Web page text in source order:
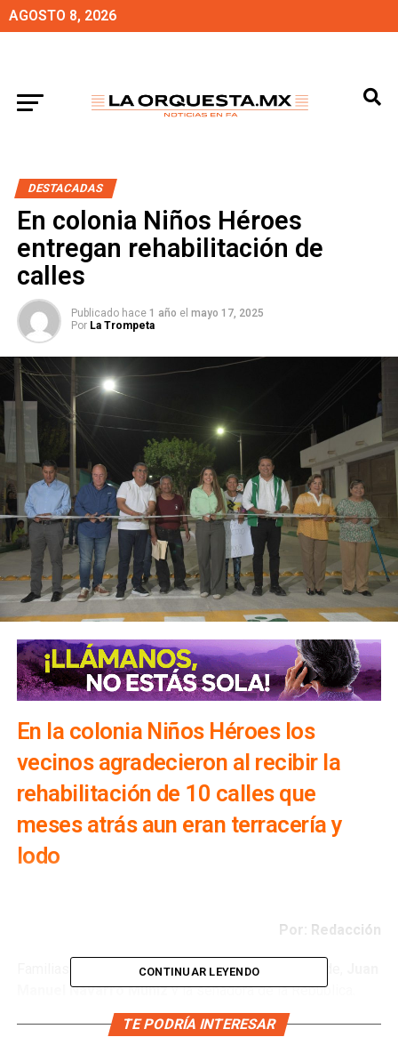
AGOSTO 8, 2026
DESTACADAS
En colonia Niños Héroes
entregan rehabilitación de
calles
Publicado hace 1 año el mayo 17, 2025
Por La Trompeta
En la colonia Niños Héroes los
vecinos agradecieron al recibir la
rehabilitación de 10 calles que
meses atrás aun eran terracería y
lodo
Por: Redacción
Familias de Soledad recibieron por parte del alcalde,
Manuel Navarro Muñizy la senadora de la República,
Ruth González Silva,los trabajos de pavimentación con
concreto hidráulico y un novedoso sistema de iluminación
CONTINUAR LEYENDO
TE PODRÍA INTERESAR